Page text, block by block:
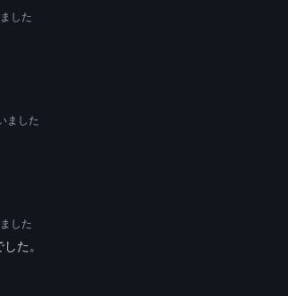
した
ました
した
た。